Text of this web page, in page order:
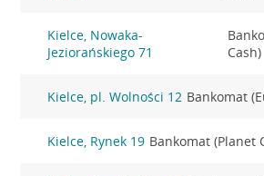
Kielce, Nowaka-
Jeziorańskiego 71
Cash)
Kielce, pl. Wolności 12 Bankomat
Kielce, Rynek 19 Bankomat (Planet